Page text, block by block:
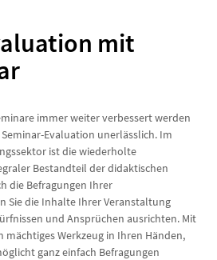
mit
immer weiter verbessert werden
Evaluation unerlässlich. Im
ist die wiederholte
Bestandteil der didaktischen
die Befragungen Ihrer
Sie die Inhalte Ihrer Veranstaltung
und Ansprüchen ausrichten. Mit
mächtiges Werkzeug in Ihren Händen,
ganz einfach Befragungen